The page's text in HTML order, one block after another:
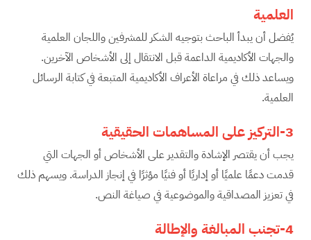
العلمية
يُفضل أن يبدأ الباحث بتوجيه الشكر للمشرفين واللجان العلمية
والجهات الأكاديمية الداعمة قبل الانتقال إلى الأشخاص الآخرين.
ويساعد ذلك في مراعاة الأعراف الأكاديمية المتبعة في كتابة الرسائل
العلمية.
3-التركيز على المساهمات الحقيقية
يجب أن يقتصر الإشادة والتقدير على الأشخاص أو الجهات التي
قدمت دعمًا علميًا أو إداريًا أو فنيًا مؤثرًا في إنجاز الدراسة. ويسهم ذلك
في تعزيز المصداقية والموضوعية في صياغة النص.
4-تجنب المبالغة والإطالة